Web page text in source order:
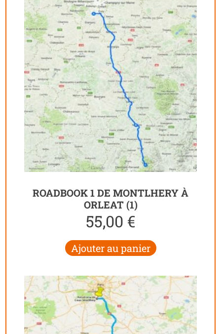
ROADBOOK 1 DE MONTLHERY À
ORLEAT (1)
55,00 €
Ajouter au panier